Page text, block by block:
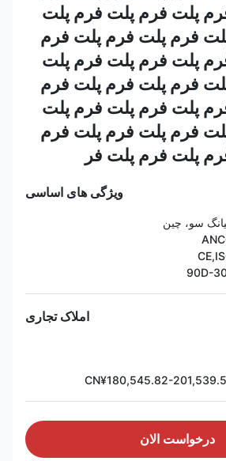
پلت فرم پلت فرم پلت
فرم پلت فرم پلت فرم
پلت فرم پلت فرم پلت
فرم پلت فرم پلت فرم
پلت فرم پلت فرم پلت
فرم پلت فرم پلت فرم
فرم پلت فر
ویژگی های اساسی
چین
املاک تجاری
CN¥180,545.82-
الان